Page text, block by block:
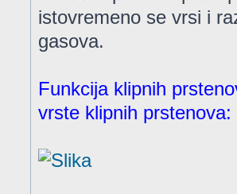
istovremeno se vrsi i
gasova.
Funkcija klipnih
vrste klipnih prstenova: